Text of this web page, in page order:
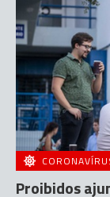
Proibidos